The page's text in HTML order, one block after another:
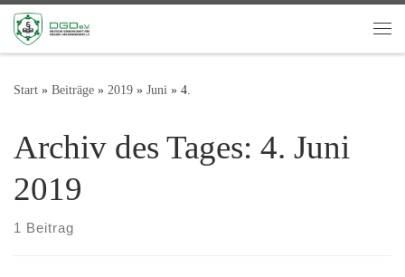
Zum Inhalt springen
Start » Beiträge » 2019 » Juni » 4.
Archiv des Tages: 4. Juni
2019
1 Beitrag